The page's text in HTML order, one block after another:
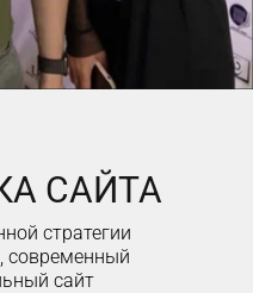
САЙТА
стратегии
современный
сайт